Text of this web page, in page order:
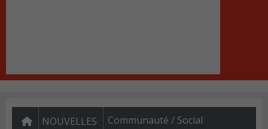
NOUVELLES Communauté / Social